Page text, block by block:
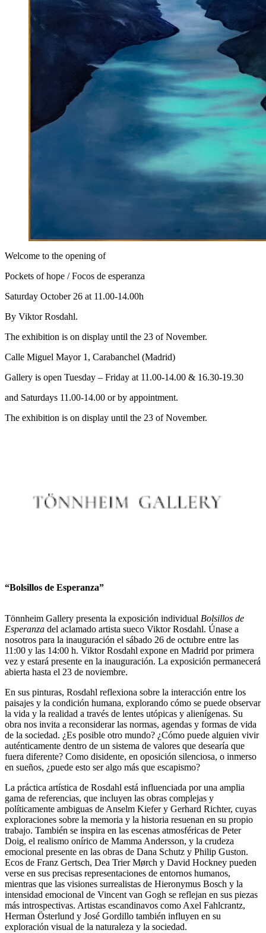
Welcome to the opening of
Pockets of hope / Focos de esperanza
Saturday October 26 at 11.00-14.00h
By Viktor Rosdahl.
The exhibition is on display until the 23 of November.
Calle Miguel Mayor 1, Carabanchel (Madrid)
Gallery is open Tuesday – Friday at 11.00-14.00 & 16.30-19.30
and Saturdays 11.00-14.00 or by appointment.
The exhibition is on display until the 23 of November.
“Bolsillos de Esperanza”
Tönnheim Gallery presenta la exposición individual Bolsillos de
Esperanza del aclamado artista sueco Viktor Rosdahl. Únase a
nosotros para la inauguración el sábado 26 de octubre entre las
11:00 y las 14:00 h. Viktor Rosdahl expone en Madrid por primera
vez y estará presente en la inauguración. La exposición permanecerá
abierta hasta el 23 de noviembre.
En sus pinturas, Rosdahl reflexiona sobre la interacción entre los
paisajes y la condición humana, explorando cómo se puede observar
la vida y la realidad a través de lentes utópicas y alienígenas. Su
obra nos invita a reconsiderar las normas, agendas y formas de vida
de la sociedad. ¿Es posible otro mundo? ¿Cómo puede alguien vivir
auténticamente dentro de un sistema de valores que desearía que
fuera diferente? Como disidente, en oposición silenciosa, o inmerso
en sueños, ¿puede esto ser algo más que escapismo?
La práctica artística de Rosdahl está influenciada por una amplia
gama de referencias, que incluyen las obras complejas y
políticamente ambiguas de Anselm Kiefer y Gerhard Richter, cuyas
exploraciones sobre la memoria y la historia resuenan en su propio
trabajo. También se inspira en las escenas atmosféricas de Peter
Doig, el realismo onírico de Mamma Andersson, y la crudeza
emocional presente en las obras de Dana Schutz y Philip Guston.
Ecos de Franz Gertsch, Dea Trier Mørch y David Hockney pueden
verse en sus precisas representaciones de entornos humanos,
mientras que las visiones surrealistas de Hieronymus Bosch y la
intensidad emocional de Vincent van Gogh se reflejan en sus piezas
más introspectivas. Artistas escandinavos como Axel Fahlcrantz,
Herman Österlund y José Gordillo también influyen en su
exploración visual de la naturaleza y la sociedad.